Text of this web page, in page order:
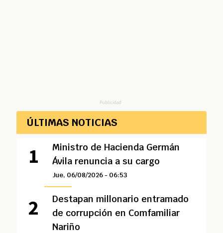
Publicidad
ÚLTIMAS NOTICIAS
Ministro de Hacienda Germán
Ávila renuncia a su cargo
Jue, 06/08/2026 - 06:53
Destapan millonario entramado
de corrupción en Comfamiliar
Nariño